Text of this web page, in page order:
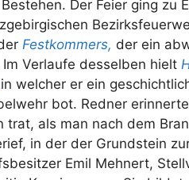
Der Feier ging zu
Festkommers, der ein
Verlaufe desselben hielt
in welcher er ein
bot. Redner
trat, als man nach dem
in der der Grundstein
Emil Mehnert,